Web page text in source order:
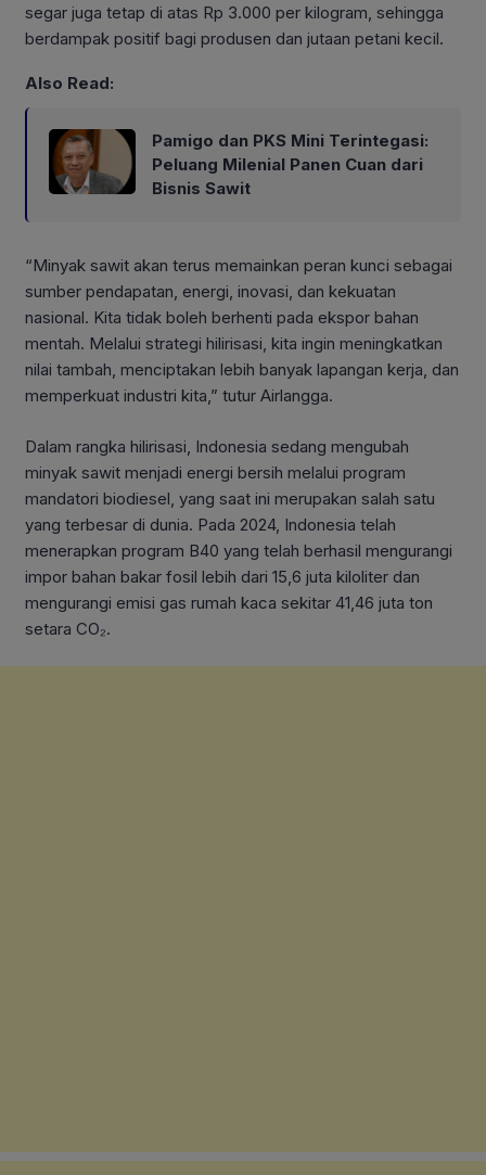
segar juga tetap di atas Rp 3.000 per kilogram, sehingga
berdampak positif bagi produsen dan jutaan petani kecil.
Also Read:
Pamigo dan PKS Mini Terintegasi:
Peluang Milenial Panen Cuan dari
Bisnis Sawit
“Minyak sawit akan terus memainkan peran kunci sebagai
sumber pendapatan, energi, inovasi, dan kekuatan
nasional. Kita tidak boleh berhenti pada ekspor bahan
mentah. Melalui strategi hilirisasi, kita ingin meningkatkan
nilai tambah, menciptakan lebih banyak lapangan kerja, dan
memperkuat industri kita,” tutur Airlangga.
Dalam rangka hilirisasi, Indonesia sedang mengubah
minyak sawit menjadi energi bersih melalui program
mandatori biodiesel, yang saat ini merupakan salah satu
yang terbesar di dunia. Pada 2024, Indonesia telah
menerapkan program B40 yang telah berhasil mengurangi
impor bahan bakar fosil lebih dari 15,6 juta kiloliter dan
mengurangi emisi gas rumah kaca sekitar 41,46 juta ton
setara CO₂.